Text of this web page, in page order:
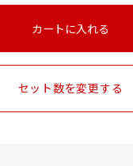
カートに入れる
セット数を変更する